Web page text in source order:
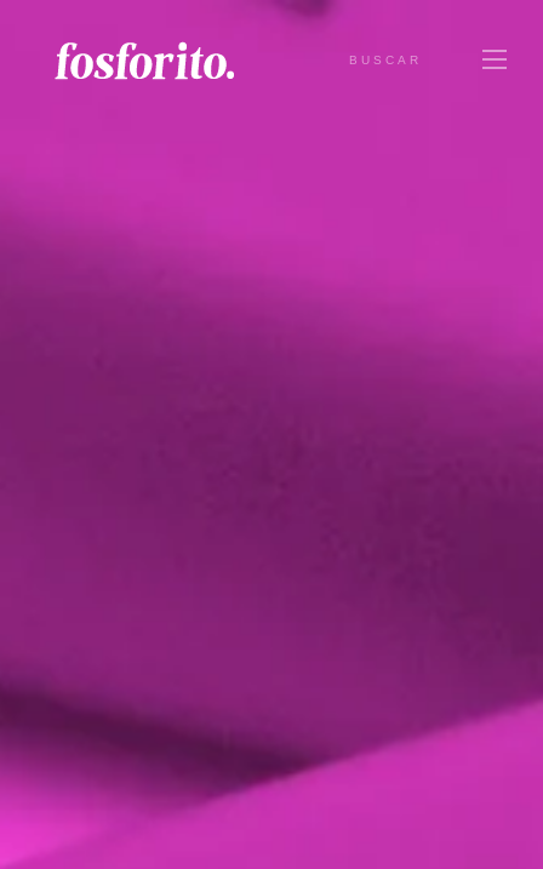
BUSCAR